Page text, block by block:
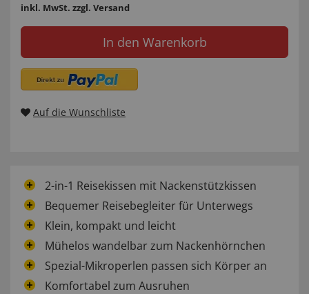
inkl. MwSt. zzgl. Versand
In den Warenkorb
Auf die Wunschliste
2-in-1 Reisekissen mit Nackenstützkissen
Bequemer Reisebegleiter für Unterwegs
Klein, kompakt und leicht
Mühelos wandelbar zum Nackenhörnchen
Spezial-Mikroperlen passen sich Körper an
Komfortabel zum Ausruhen